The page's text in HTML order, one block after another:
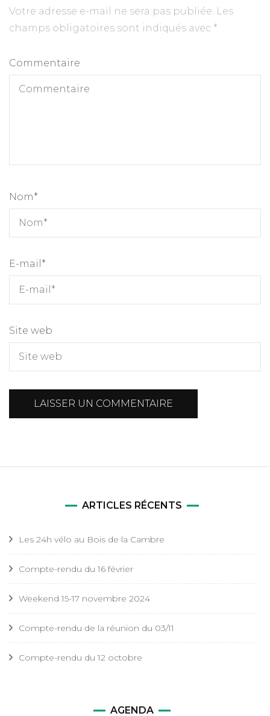
Votre adresse e-mail ne sera pas publiée. Les
champs obligatoires sont indiqués avec *
Commentaire
Nom*
E-mail *
Site web
ARTICLES RÉCENTS
Les 24h vélo au Bois de la Cambre
Compte-rendu du 16 février
Weekend 15-17 novembre 2024
Compte-rendu de la réunion du 03/11
Compte-rendu du 12 octobre
AGENDA